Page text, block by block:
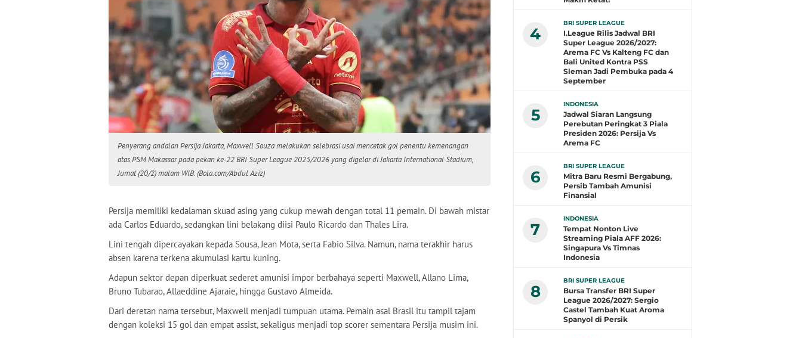
Penyerang andalan Persija Jakarta, Maxwell Souza melakukan selebrasi usai mencetak gol penentu kemenangan
atas PSM Makassar pada pekan ke-22 BRI Super League 2025/2026 yang digelar di Jakarta International Stadium,
Jumat (20/2) malam WIB. (Bola.com/Abdul Aziz)
Persija memiliki kedalaman skuad asing yang cukup mewah dengan total 11 pemain. Di bawah mistar
ada Carlos Eduardo, sedangkan lini belakang diisi Paulo Ricardo dan Thales Lira.
Lini tengah dipercayakan kepada Sousa, Jean Mota, serta Fabio Silva. Namun, nama terakhir harus
absen karena terkena akumulasi kartu kuning.
Adapun sektor depan diperkuat sederet amunisi impor berbahaya seperti Maxwell, Allano Lima,
Bruno Tubarao, Allaeddine Ajaraie, hingga Gustavo Almeida.
Dari deretan nama tersebut, Maxwell menjadi tumpuan utama. Pemain asal Brasil itu tampil tajam
dengan koleksi 15 gol dan empat assist, sekaligus menjadi top scorer sementara Persija musim ini.
4
BRI SUPER LEAGUE
I.League Rilis Jadwal BRI
Super League 2026/2027:
Arema FC Vs Kalteng FC dan
Bali United Kontra PSS
Sleman Jadi Pembuka pada 4
September
5
INDONESIA
Jadwal Siaran Langsung
Perebutan Peringkat 3 Piala
Presiden 2026: Persija Vs
Arema FC
6
BRI SUPER LEAGUE
Mitra Baru Resmi Bergabung,
Persib Tambah Amunisi
Finansial
7
INDONESIA
Tempat Nonton Live
Streaming Piala AFF 2026:
Singapura Vs Timnas
Indonesia
8
BRI SUPER LEAGUE
Bursa Transfer BRI Super
League 2026/2027: Sergio
Castel Tambah Kuat Aroma
Spanyol di Persik